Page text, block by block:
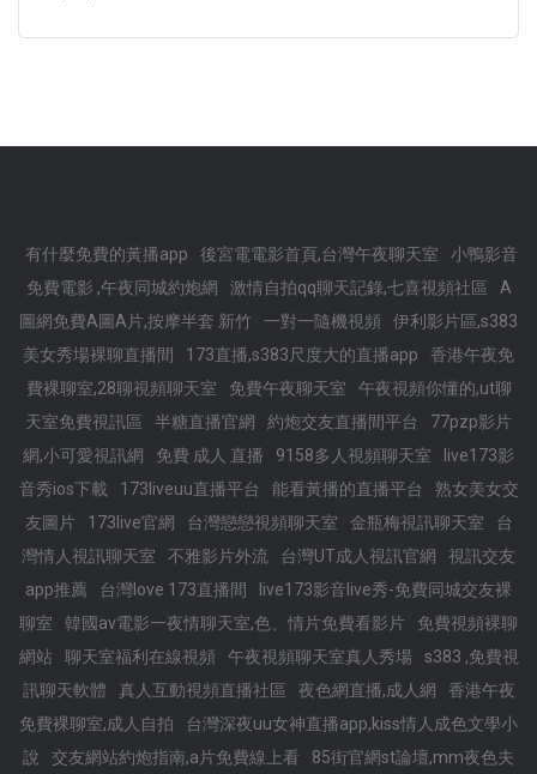
有什麼免費的黃播app 後宮電電影首頁,台灣午夜聊天室
小鴨影音
免費電影 ,午夜同城約炮網
激情自拍qq聊天記錄,七喜視頻社區
A
圖網免費A圖A片,按摩半套 新竹
一對一隨機視頻
伊利影片區,s383
美女秀場裸聊直播間
173直播,s383尺度大的直播app
香港午夜免
費裸聊室,28聊視頻聊天室
免費午夜聊天室
午夜視頻你懂的,ut聊
天室免費視訊區
半糖直播官網 約炮交友直播間平台
77pzp影片
網,小可愛視訊網
免費 成人 直播 9158多人視頻聊天室
live173影
音秀ios下載
173liveuu直播平台 能看黃播的直播平台
熟女美女交
友圖片
173live官網 台灣戀戀視頻聊天室 金瓶梅視訊聊天室
台
灣情人視訊聊天室
不雅影片外流 台灣UT成人視訊官網
視訊交友
app推薦
台灣love 173直播間
live173影音live秀-免費同城交友裸
聊室
韓國av電影一夜情聊天室,色、情片免費看影片
免費視頻裸聊
網站
聊天室福利在線視頻 午夜視頻聊天室真人秀場
s383 ,免費視
訊聊天軟體
真人互動視頻直播社區 夜色網直播,成人網
香港午夜
免費裸聊室,成人自拍
台灣深夜uu女神直播app,kiss情人成色文學小
說
交友網站約炮指南,a片免費線上看 85街官網st論壇,mm夜色夫